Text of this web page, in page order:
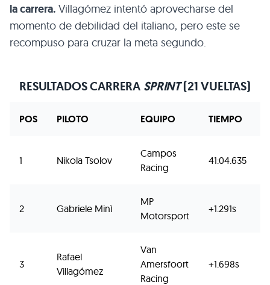
la carrera. Villagómez intentó aprovecharse del
momento de debilidad del italiano, pero este se
recompuso para cruzar la meta segundo.
RESULTADOS CARRERA SPRINT(21 VUELTAS)
POS PILOTO EQUIPO TIEMPO
1 Nikola Tsolov
Campos
Racing
41:04.635
2 Gabriele Minì
MP
Motorsport
+1.291s
3
Rafael
Villagómez
Van
Amersfoort
Racing
+1.698s